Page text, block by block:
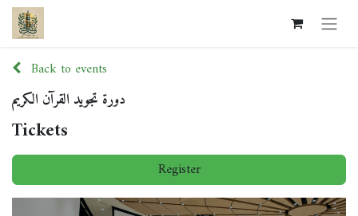
Back to events
دورة تجويد القرآن الكريم
Tickets
Register